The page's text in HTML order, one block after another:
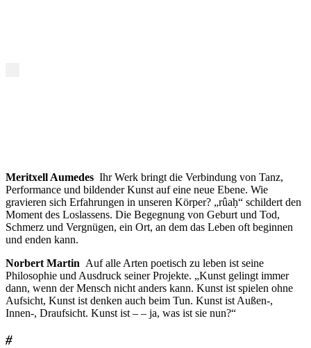
Meritxell Aumedes Ihr Werk bringt die Verbindung von Tanz,
Performance und bildender Kunst auf eine neue Ebene. Wie
gravieren sich Erfahrungen in unseren Körper? „rûaḥ“ schildert den
Moment des Loslassens. Die Begegnung von Geburt und Tod,
Schmerz und Vergnügen, ein Ort, an dem das Leben oft beginnen
und enden kann.
Norbert Martin Auf alle Arten poetisch zu leben ist seine
Philosophie und Ausdruck seiner Projekte. „Kunst gelingt immer
dann, wenn der Mensch nicht anders kann. Kunst ist spielen ohne
Aufsicht, Kunst ist denken auch beim Tun. Kunst ist Außen-,
Innen-, Draufsicht. Kunst ist – – ja, was ist sie nun?“
#